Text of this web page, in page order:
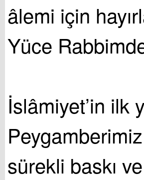
âlemi için
Yüce
İslâmiyet’in ilk
sürekli baskı